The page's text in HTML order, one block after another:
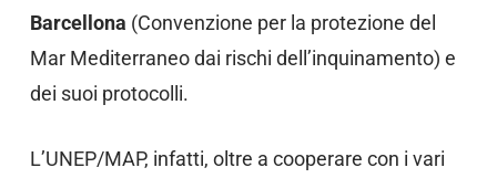
Barcellona (Convenzione per la protezione del
Mar Mediterraneo dai rischi dell’inquinamento) e
dei suoi protocolli.
L’UNEP/MAP, infatti, oltre a cooperare con i vari